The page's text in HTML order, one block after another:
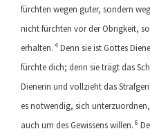
fürchten wegen guter, sondern
nicht fürchten vor der Obrigkeit,
erhalten. 4 Denn sie ist Gottes
fürchte dich; denn sie trägt das
Dienerin und vollzieht das
es notwendig, sich
auch um des Gewissens willen. 6